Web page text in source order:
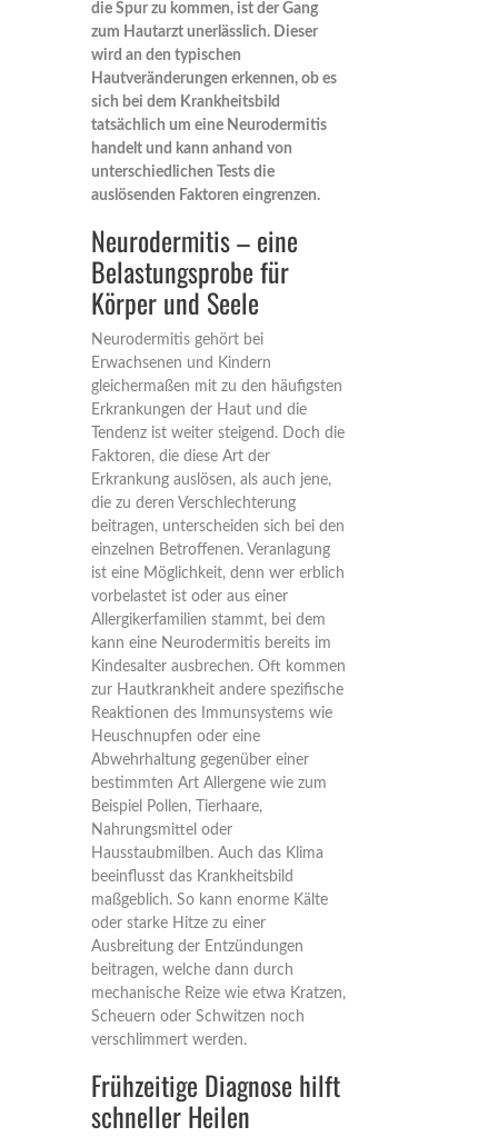
die Spur zu kommen, ist der Gang
zum Hautarzt unerlässlich. Dieser
wird an den typischen
Hautveränderungen erkennen, ob es
sich bei dem Krankheitsbild
tatsächlich um eine Neurodermitis
handelt und kann anhand von
unterschiedlichen Tests die
auslösenden Faktoren eingrenzen.
Neurodermitis – eine
Belastungsprobe für
Körper und Seele
Neurodermitis gehört bei
Erwachsenen und Kindern
gleichermaßen mit zu den häufigsten
Erkrankungen der Haut und die
Tendenz ist weiter steigend. Doch die
Faktoren, die diese Art der
Erkrankung auslösen, als auch jene,
die zu deren Verschlechterung
beitragen, unterscheiden sich bei den
einzelnen Betroffenen. Veranlagung
ist eine Möglichkeit, denn wer erblich
vorbelastet ist oder aus einer
Allergikerfamilien stammt, bei dem
kann eine Neurodermitis bereits im
Kindesalter ausbrechen. Oft kommen
zur Hautkrankheit andere spezifische
Reaktionen des Immunsystems wie
Heuschnupfen oder eine
Abwehrhaltung gegenüber einer
bestimmten Art Allergene wie zum
Beispiel Pollen, Tierhaare,
Nahrungsmittel oder
Hausstaubmilben. Auch das Klima
beeinflusst das Krankheitsbild
maßgeblich. So kann enorme Kälte
oder starke Hitze zu einer
Ausbreitung der Entzündungen
beitragen, welche dann durch
mechanische Reize wie etwa Kratzen,
Scheuern oder Schwitzen noch
verschlimmert werden.
Frühzeitige Diagnose hilft
schneller Heilen